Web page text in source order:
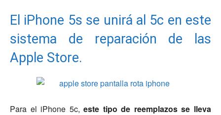
El iPhone 5s se unirá al 5c en este
sistema de reparación de las
Apple Store.
Para el iPhone 5c,este tipo de reemplazos se lleva